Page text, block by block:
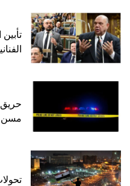
حريق
مسن
تحولات